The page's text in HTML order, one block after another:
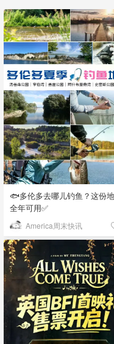
🐟多伦多去哪儿钓鱼？这份
全年可用✅
America周末快讯